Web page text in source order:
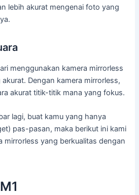
lebih akurat mengenai foto yang
menggunakan kamera mirrorless
Dengan kamera mirrorless,
akurat titik-titik mana yang fokus.
lagi, buat kamu yang hanya
pas-pasan, maka berikut ini kami
mirrorless yang berkualitas dengan